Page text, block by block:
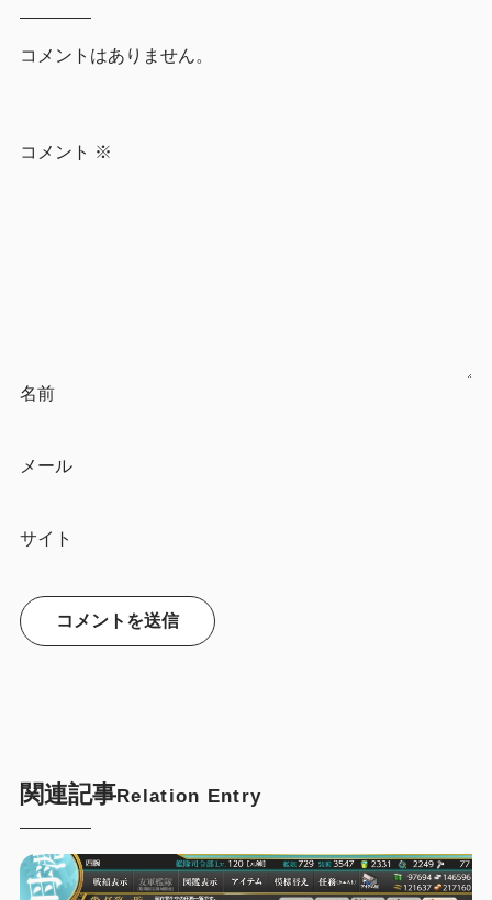
コメントはありません。
コメント ※
名前
メール
サイト
関連記事Relation Entry